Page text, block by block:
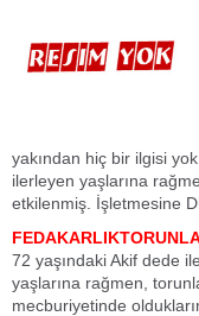
yakından hiç bir ilgisi
ilerleyen yaşlarına
etkilenmiş. İşletmesine
72 yaşındaki Akif dede
yaşlarına rağmen,
mecburiyetinde